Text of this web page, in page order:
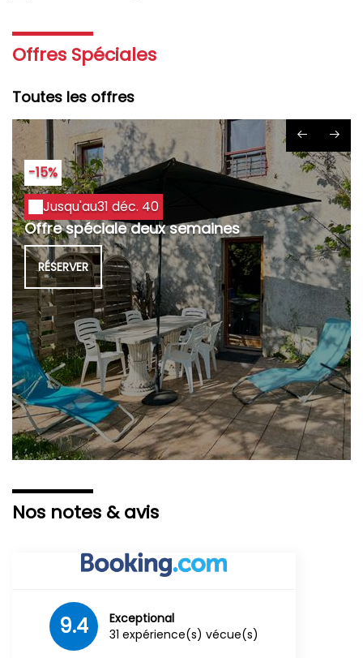
Offres Spéciales
Toutes les offres
-15%
Jusqu'au31 déc. 40
Offre spéciale deux semaines
RÉSERVER
Nos notes & avis
9.4
Exceptional
31 expérience(s) vécue(s)